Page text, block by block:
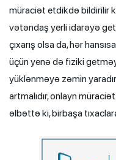
müraciət etdikdə bildirilir
vətəndaş yerli idarəyə
çıxarış olsa da, hər
üçün yenə də fiziki
yüklənməyə zəmin
artmalıdır, onlayn
əlbəttə ki, birbaşa